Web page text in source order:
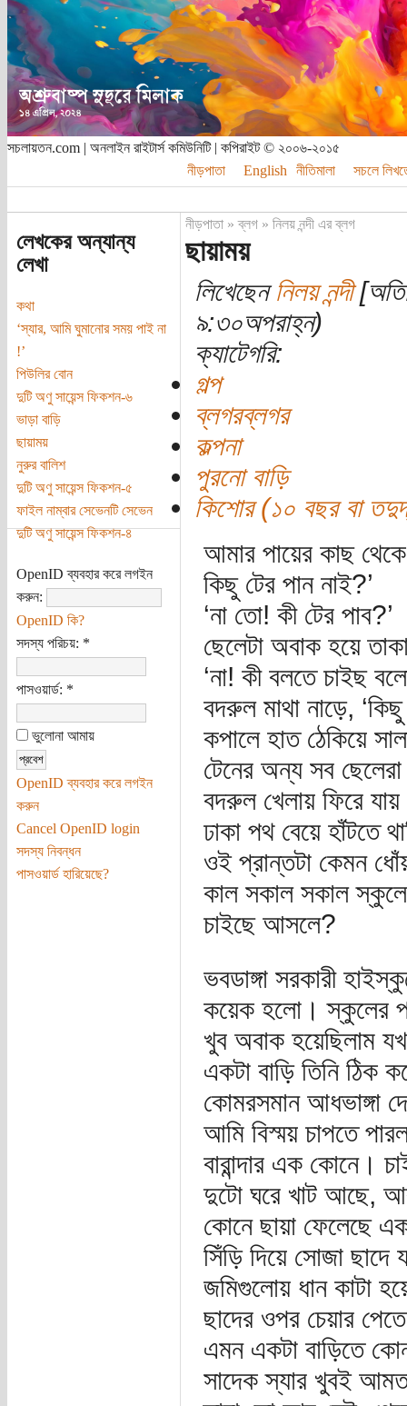
সচলায়তন.com | অনলাইন রাইটার্স কমিউনিটি | কপিরাইট © ২০০৬-২০১৫
নীড়পাতা
English নীতিমালা সচলে
লেখকের অন্যান্য
লেখা
কথা
‘স্যার, আমি ঘুমানোর সময় পাই না
!’
পিউলির বোন
দুটি অণু সায়েন্স ফিকশন-৬
ভাড়া বাড়ি
ছায়াময়
নুরুর বালিশ
দুটি অণু সায়েন্স ফিকশন-৫
ফাইল নাম্বার সেভেনটি সেভেন
দুটি অণু সায়েন্স ফিকশন-৪
OpenID ব্যবহার করে লগইন
করুন:
OpenID কি?
সদস্য পরিচয়: *
পাসওয়ার্ড: *
ভুলোনা আমায়
OpenID ব্যবহার করে লগইন
করুন
Cancel OpenID login
সদস্য নিবন্ধন
পাসওয়ার্ড হারিয়েছে?
নীড়পাতা»ব্লগ» নিলয় নন্দী এর ব্লগ
ছায়াময়
লিখেছেননিলয় নন্দী
৯:৩০অপরাহ্ন)
ক্যাটেগরি:
গল্প
ব্লগরব্লগর
কল্পনা
পুরনো বাড়ি
কিশোর (১০ বছর বা
আমার পায়ের কাছ
কিছু টের পান নাই?’
‘না তো! কী টের পাব?’
ছেলেটা অবাক হয়ে
‘না! কী বলতে চাইছ
বদরুল মাথা নাড়ে,
কপালে হাত ঠেকিয়ে
টেনের অন্য সব
বদরুল খেলায় ফিরে
ঢাকা পথ বেয়ে হাঁটতে
ওই প্রান্তটা কেমন
কাল সকাল সকাল
চাইছে আসলে?
ভবডাঙ্গা সরকারী
কয়েক হলো। স্কুলের
খুব অবাক হয়েছিলাম
একটা বাড়ি তিনি ঠিক
কোমরসমান আধভাঙ্গা
আমি বিস্ময় চাপতে
বারান্দার এক কোনে।
দুটো ঘরে খাট আছে,
কোনে ছায়া ফেলেছে
সিঁড়ি দিয়ে সোজা
জমিগুলোয় ধান কাটা
ছাদের ওপর চেয়ার
এমন একটা বাড়িতে
সাদেক স্যার খুবই